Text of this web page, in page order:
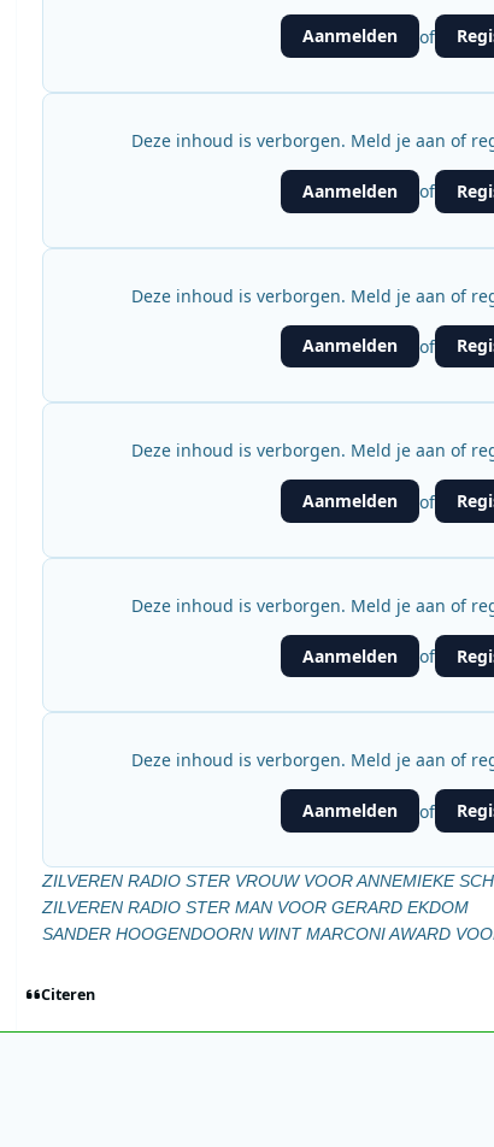
Aanmelden of
Deze inhoud is verborgen. Meld je aan of
Aanmelden of
Deze inhoud is verborgen. Meld je aan of
Aanmelden of
Deze inhoud is verborgen. Meld je aan of
Aanmelden of
Deze inhoud is verborgen. Meld je aan of
Aanmelden of
Deze inhoud is verborgen. Meld je aan of
Aanmelden of
ZILVEREN RADIO STER VROUW VOOR ANNEMIEKE
ZILVEREN RADIO STER MAN VOOR GERARD EKDOM
SANDER HOOGENDOORN WINT MARCONI AWARD
Citeren